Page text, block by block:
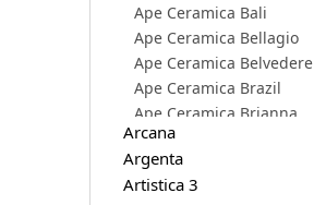
Ape Ceramica Bali
Ape Ceramica Bellagio
Ape Ceramica Belvedere
Ape Ceramica Brazil
Ape Ceramica Brianna
Ape Ceramica Caprice
Arcana
Argenta
Artistica 3